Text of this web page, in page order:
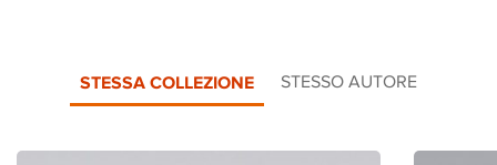
STESSA COLLEZIONE STESSO AUTORE